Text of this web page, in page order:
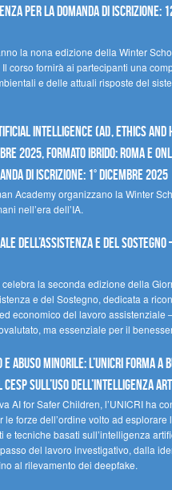
per la domanda di iscrizione:
la nona edizione della Winter
corso fornirà ai partecipanti una
e delle attuali risposte del
Intelligence (AI), Ethics and
2025, Formato Ibrido: Roma e
di iscrizione: 1° dicembre 2025
Academy organizzano la Winter
nell’era dell’IA.
dell’assistenza e del sostegno
la seconda edizione della
e del Sostegno, dedicata a
economico del lavoro assistenziale
ma essenziale per il
abuso minorile: l’UNICRI forma a
sull’uso dell’Intelligenza
AI for Safer Children, l’UNICRI ha
le forze dell’ordine volto ad esplorare
e tecniche basati sull’intelligenza
del lavoro investigativo, dalla
al rilevamento dei deepfake.